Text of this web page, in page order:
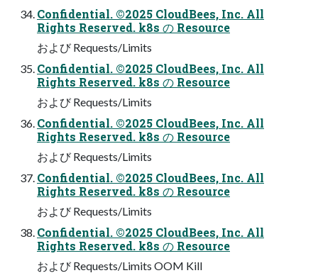
Confidential. ©2025 CloudBees, Inc. All
Rights Reserved. k8s の Resource
および Requests/Limits
Confidential. ©2025 CloudBees, Inc. All
Rights Reserved. k8s の Resource
および Requests/Limits
Confidential. ©2025 CloudBees, Inc. All
Rights Reserved. k8s の Resource
および Requests/Limits
Confidential. ©2025 CloudBees, Inc. All
Rights Reserved. k8s の Resource
および Requests/Limits
Confidential. ©2025 CloudBees, Inc. All
Rights Reserved. k8s の Resource
および Requests/Limits OOM Kill